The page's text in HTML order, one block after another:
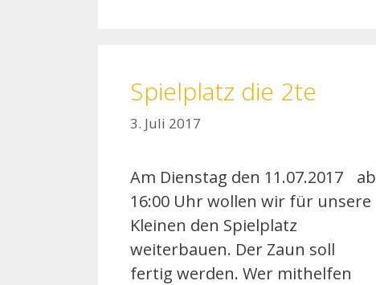
Spielplatz die 2te
3. Juli 2017
Am Dienstag den 11.07.2017 ab
16:00 Uhr wollen wir für unsere
Kleinen den Spielplatz
weiterbauen. Der Zaun soll
fertig werden. Wer mithelfen